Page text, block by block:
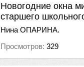
Новогодние окна
старшего
Нина ОПАРИНА.
Просмотров: 329